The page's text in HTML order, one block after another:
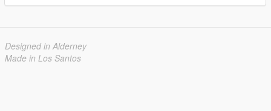
Designed in Alderney
Made in Los Santos